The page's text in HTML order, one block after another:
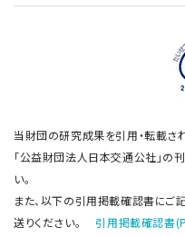
当財団の研究成果を引用・転載さ
「公益財団法人日本交通公社」の
い。
また、以下の引用掲載確認書にご
送りください。 引用掲載確認書